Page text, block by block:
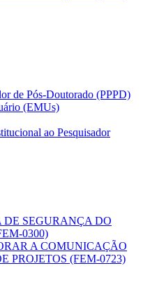
de Pós-Doutorado (PPPD)
(EMUs)
ao Pesquisador
SEGURANÇA DO
0300)
A COMUNICAÇÃO
PROJETOS (FEM-0723)